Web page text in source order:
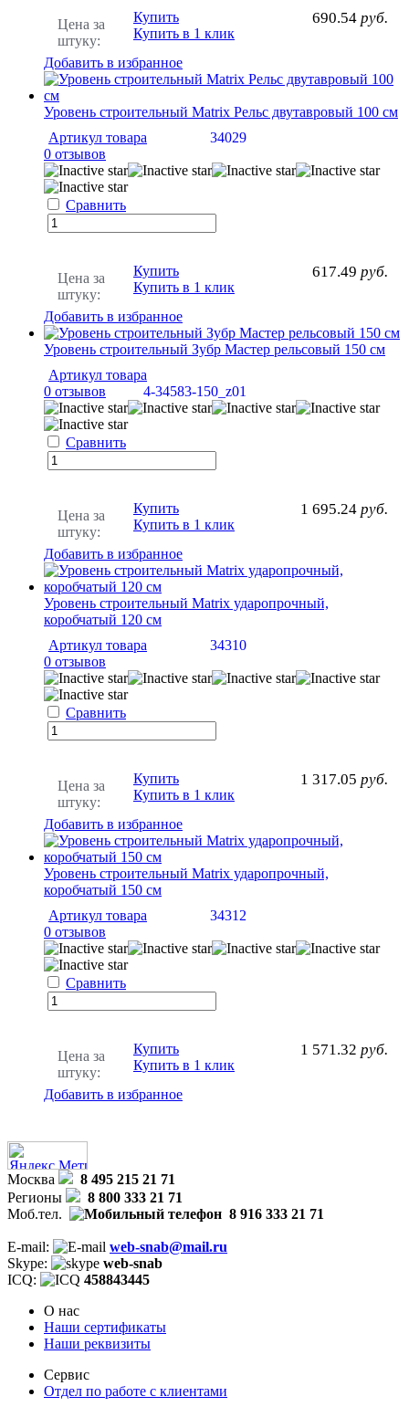
Цена за
штуку:
690.54 руб.
Купить
Купить в 1 клик
Добавить в избранное
Уровень строительный Matrix Рельс двутавровый 100 см
Артикул товара
34029
0 отзывов
Сравнить
Цена за
штуку:
617.49 руб.
Купить
Купить в 1 клик
Добавить в избранное
Уровень строительный Зубр Мастер рельсовый 150 см
Артикул товара
4-34583-150_z01
0 отзывов
Сравнить
Цена за
штуку:
1 695.24 руб.
Купить
Купить в 1 клик
Добавить в избранное
Уровень строительный Matrix ударопрочный,
коробчатый 120 см
Артикул товара
34310
0 отзывов
Сравнить
Цена за
штуку:
1 317.05 руб.
Купить
Купить в 1 клик
Добавить в избранное
Уровень строительный Matrix ударопрочный,
коробчатый 150 см
Артикул товара
34312
0 отзывов
Сравнить
Цена за
штуку:
1 571.32 руб.
Купить
Купить в 1 клик
Добавить в избранное
Москва
8 495 215 21 71
Регионы
8 800 333 21 71
Моб.тел.
8 916 333 21 71
E-mail:
web-snab@mail.ru
Skype:
web-snab
ICQ:
458843445
О нас
Наши сертификаты
Наши реквизиты
Сервис
Отдел по работе с клиентами